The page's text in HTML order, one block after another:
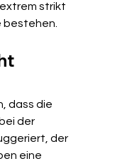
strikt
bestehen.
dass die
der
der
eine